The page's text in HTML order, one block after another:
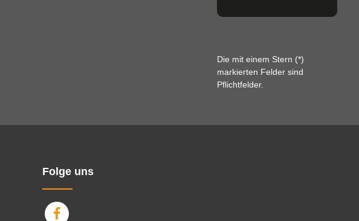
Die mit einem Stern (*)
markierten Felder sind
Pflichtfelder.
Folge uns